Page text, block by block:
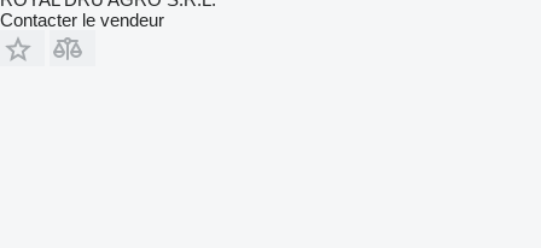
Contacter le vendeur